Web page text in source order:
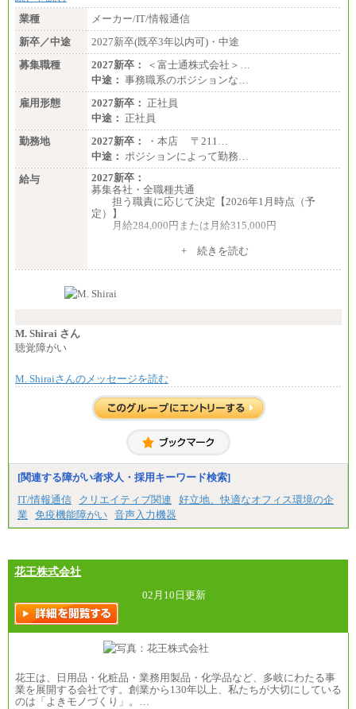
業種
メーカー/IT/情報通信
新卒／中途
2027新卒(既卒3年以内可)・中途
募集職種
2027新卒：
＜富士通株式会社＞…
中途： 事務職系のポジションな…
雇用形態
2027新卒： 正社員
中途： 正社員
勤務地
2027新卒：
・本店 〒211…
中途： ポジションによって勤務…
給与
2027新卒：
募集各社・全職種共通
担う職責に応じて決定【2026年1月時点（予
定）】
月給284,000円または月給315,000円
※入社後早期から、自律的な業務遂行が求めら
す。
い職責を担う方については、さらに高い金額を個別
※上記に加え、所定労働時間外に勤務をした場
※試用期間中も給与に変更はございません。
＜募集各社・全職種共通＞
月給21万円以上～
※試用期間中の給与に変更はありません。
ます。
+ 続きを読む
M. Shirai さん
聴覚障がい
M. Shiraiさんのメッセージを読む
[関連する障がい者求人・採用キーワード検索]
IT/情報通信
クリエイティブ関連
好立地、快適なオフィス環境の企
業
免疫機能障がい 音声入力機器
花王株式会社
02月10日更新
花王は、日用品・化粧品・業務用製品・化学品など、多岐にわたる事
業を展開する会社です。創業から130年以上、私たちが大切にしている
のは「よきモノづくり」。…